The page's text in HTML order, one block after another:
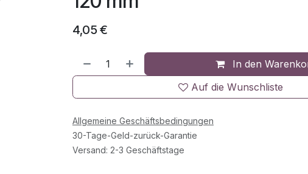
4,05 €
In den
Auf die Wunschliste
Allgemeine Geschäftsbedingungen
30-Tage-Geld-zurück-Garantie
Versand: 2-3 Geschäftstage